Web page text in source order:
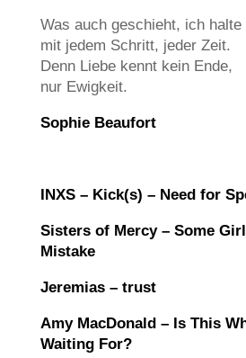
Was auch geschieht, ich halte
mit jedem Schritt, jeder Zeit.
Denn Liebe kennt kein Ende,
nur Ewigkeit.
Sophie Beaufort
INXS – Kick(s) – Need for
Sisters of Mercy – Some
Mistake
Jeremias – trust
Amy MacDonald – Is This
Waiting For?